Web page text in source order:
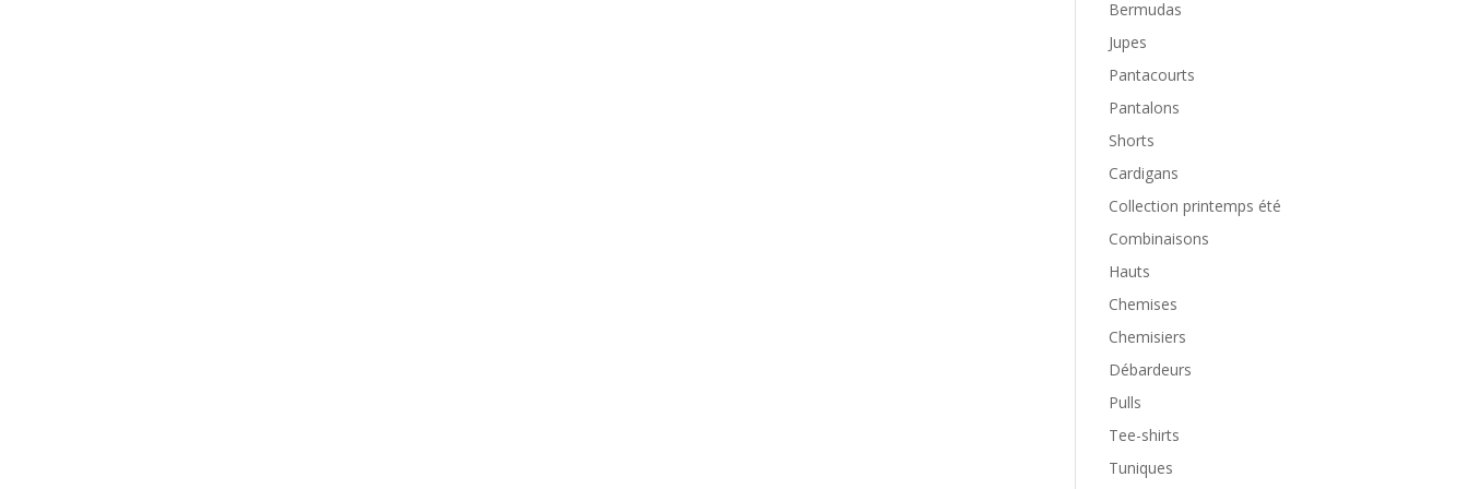
Bermudas
Jupes
Pantacourts
Pantalons
Shorts
Cardigans
Collection printemps été
Combinaisons
Hauts
Chemises
Chemisiers
Débardeurs
Pulls
Tee-shirts
Tuniques